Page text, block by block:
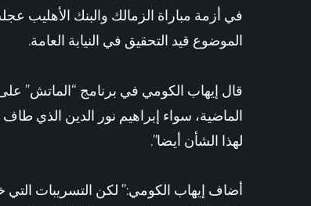
في أزمة مباراة الزمالك والبنك الأهليب
الموضوع قيد التحقيق في النيابة العامة.
قال إيهاب الكومي في برنامج “الماتش” على
الماضية، سواء إبراهيم نور الدين الذي
لهذا الشأن أيضا”.
أضاف إيهاب الكومي:” لكن التسريبات